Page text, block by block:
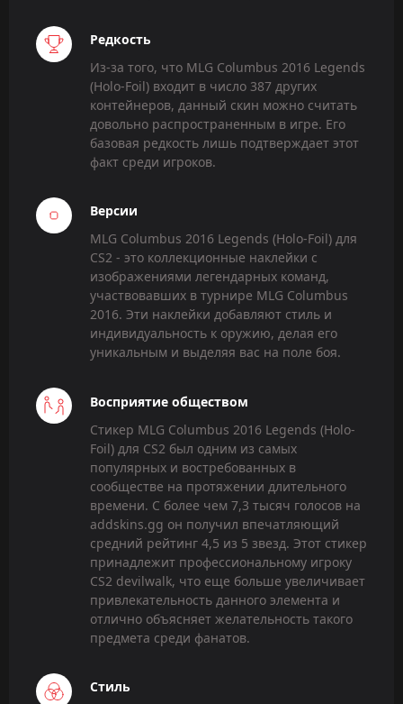
Редкость
Из-за того, что MLG Columbus 2016 Legends
(Holo-Foil) входит в число 387 других
контейнеров, данный скин можно считать
довольно распространенным в игре. Его
базовая редкость лишь подтверждает этот
факт среди игроков.
Версии
MLG Columbus 2016 Legends (Holo-Foil) для
CS2 - это коллекционные наклейки с
изображениями легендарных команд,
участвовавших в турнире MLG Columbus
2016. Эти наклейки добавляют стиль и
индивидуальность к оружию, делая его
уникальным и выделяя вас на поле боя.
Восприятие обществом
Стикер MLG Columbus 2016 Legends (Holo-
Foil) для CS2 был одним из самых
популярных и востребованных в
сообществе на протяжении длительного
времени. С более чем 7,3 тысяч голосов на
addskins.gg он получил впечатляющий
средний рейтинг 4,5 из 5 звезд. Этот стикер
принадлежит профессиональному игроку
CS2 devilwalk, что еще больше увеличивает
привлекательность данного элемента и
отлично объясняет желательность такого
предмета среди фанатов.
Стиль